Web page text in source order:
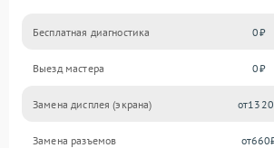
Бесплатная диагностика 0
Выезд мастера 0
Замена дисплея (экрана) 1320
Замена разъемов 660